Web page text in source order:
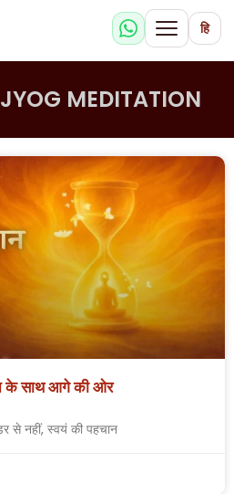
हि
MEDITATION
के साथ आगे की ओर
नहीं, स्वयं की पहचान